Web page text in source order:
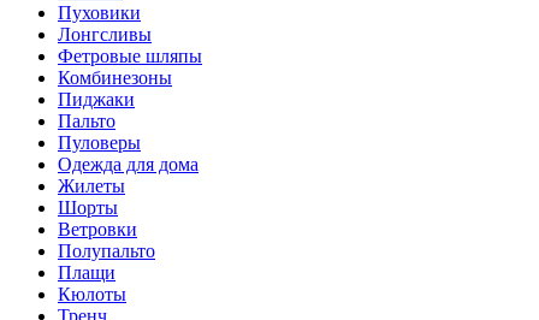
Пуховики
Лонгсливы
Фетровые шляпы
Комбинезоны
Пиджаки
Пальто
Пуловеры
Одежда для дома
Жилеты
Шорты
Ветровки
Полупальто
Плащи
Кюлоты
Тренч